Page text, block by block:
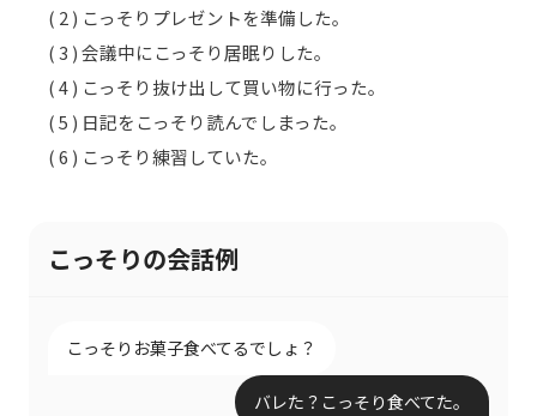
( 2 ) こっそりプレゼントを準備した。
( 3 ) 会議中にこっそり居眠りした。
( 4 ) こっそり抜け出して買い物に行った。
( 5 ) 日記をこっそり読んでしまった。
( 6 ) こっそり練習していた。
こっそりの会話例
こっそりお菓子食べてるでしょ？
バレた？こっそり食べてた。